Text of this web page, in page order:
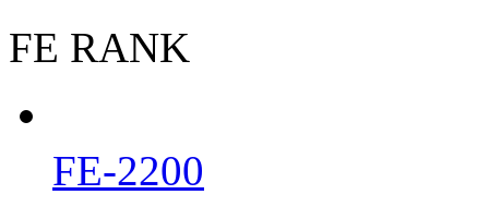
FE RANK
FE-2200